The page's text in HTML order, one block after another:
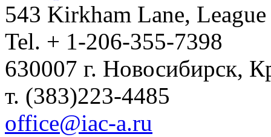
543 Kirkham Lane,
Tel. + 1-206-355-7398
630007 г. Новосибирск,
т. (383)223-4485
office@iac-a.ru